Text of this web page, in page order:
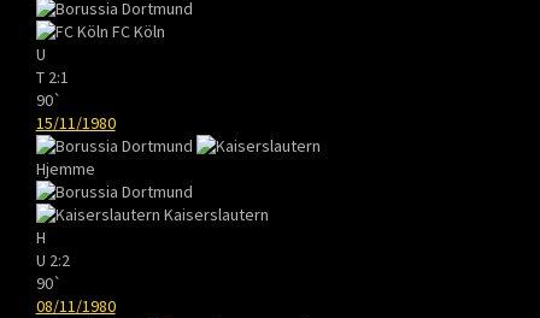
FC Köln
U
T 2:1
90`
15/11/1980
Hjemme
Kaiserslautern
H
U 2:2
90`
08/11/1980